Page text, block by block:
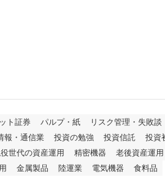
ト証券 パルプ・紙 リスク管理・失敗談
報・通信業 投資の勉強 投資信託 投資
世代の資産運用 精密機器 老後資産運用
金属製品 陸運業 電気機器 食料品